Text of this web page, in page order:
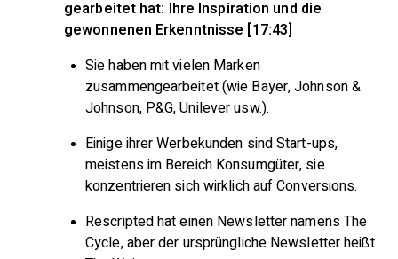
gearbeitet hat: Ihre Inspiration und die
gewonnenen Erkenntnisse [17:43]
Sie haben mit vielen Marken
zusammengearbeitet (wie Bayer, Johnson &
Johnson, P&G, Unilever usw.).
Einige ihrer Werbekunden sind Start-ups,
meistens im Bereich Konsumgüter, sie
konzentrieren sich wirklich auf Conversions.
Rescripted hat einen Newsletter namens The
Cycle, aber der ursprüngliche Newsletter heißt